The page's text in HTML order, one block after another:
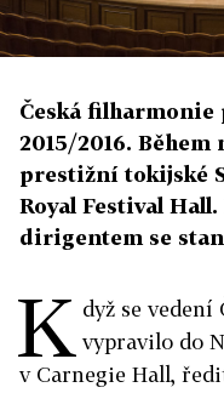
Česká
2015/2016.
prestižní tokijské
Royal Festival
dirigentem se
K dyž se vedení
vypravilo do
v Carnegie Hall,